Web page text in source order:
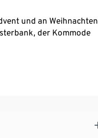
und an Weihnachten
der Kommode